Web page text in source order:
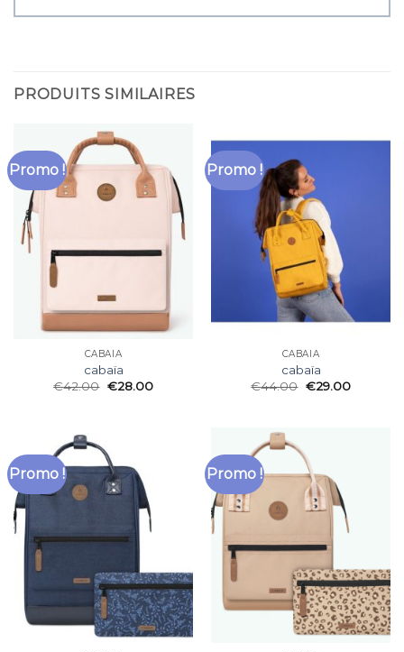
PRODUITS SIMILAIRES
Promo !
CABAÏA
cabaïa
€42.00 €28.00
Promo !
CABAÏA
cabaïa
€44.00 €29.00
Promo ! Promo !